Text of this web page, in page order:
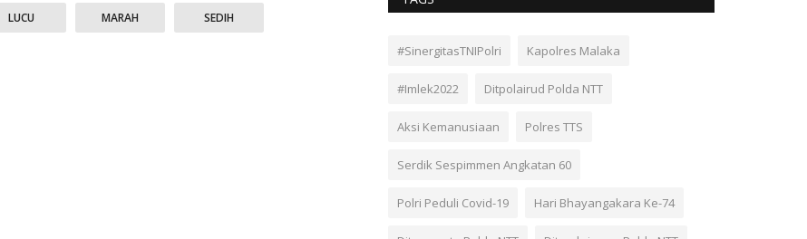
LUCU MARAH SEDIH
#SinergitasTNIPolri Kapolres Malaka
#Imlek2022 Ditpolairud Polda NTT
Aksi Kemanusiaan Polres TTS
Serdik Sespimmen Angkatan 60
Polri Peduli Covid-19 Hari Bhayangakara Ke-74